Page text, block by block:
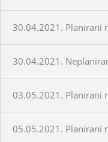
30.04.2021. Planirani
30.04.2021.
03.05.2021. Planirani
05.05.2021. Planirani